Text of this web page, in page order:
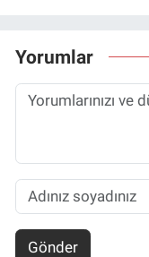
Yorumlar
Gönder